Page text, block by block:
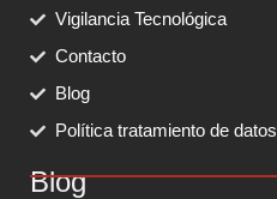
Vigilancia Tecnológica
Contacto
Blog
Política tratamiento de datos
Blog